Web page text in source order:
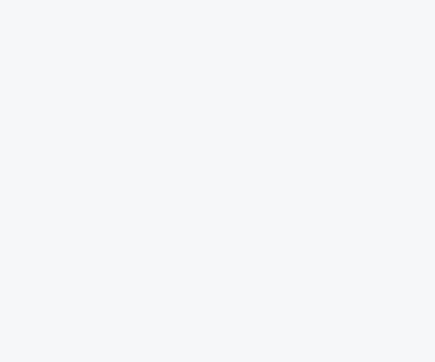
applicables aux
qui sont actuellement en
inclut des options de paiement
du Canada qui
avec l’ASFC. Les